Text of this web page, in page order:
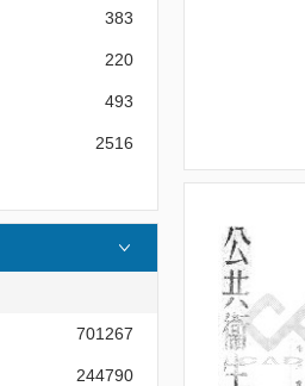
383
220
493
2516
701267
244790